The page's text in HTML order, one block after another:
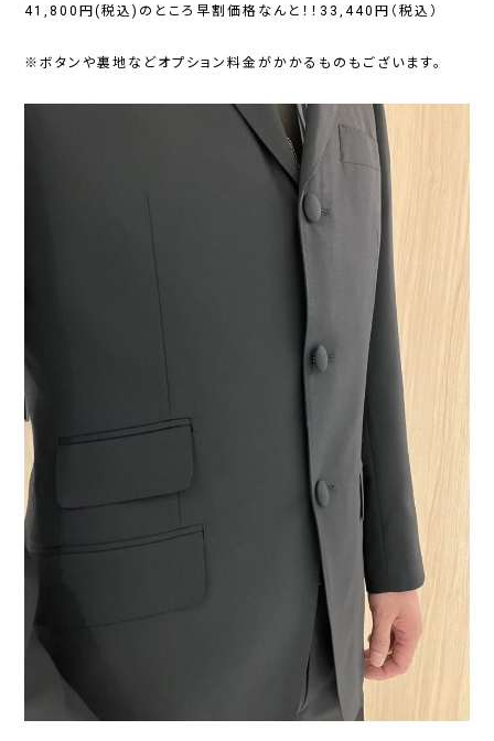
41,800円(税込)のところ早割価格なんと！！33,440円（税込）
※ボタンや裏地などオプション料金がかかるものもございます。